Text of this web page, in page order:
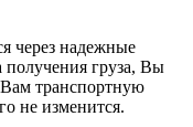
через надежные
получения груза, Вы
транспортную
не изменится.